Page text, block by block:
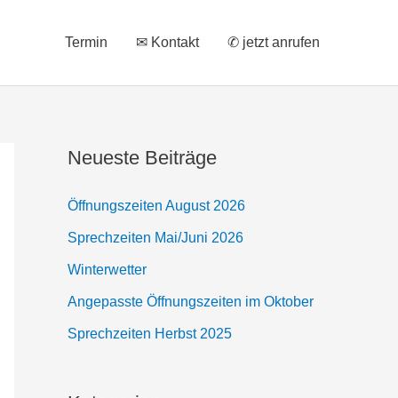
Termin ✉ Kontakt ✆ jetzt anrufen
Neueste Beiträge
Öffnungszeiten August 2026
Sprechzeiten Mai/Juni 2026
Winterwetter
Angepasste Öffnungszeiten im Oktober
Sprechzeiten Herbst 2025